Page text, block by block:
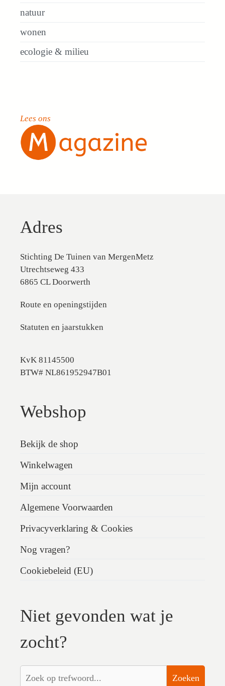
natuur
wonen
ecologie & milieu
Lees ons
Adres
Stichting De Tuinen van MergenMetz
Utrechtseweg 433
6865 CL Doorwerth
Route en openingstijden
Statuten en jaarstukken
KvK 81145500
BTW# NL861952947B01
Webshop
Bekijk de shop
Winkelwagen
Mijn account
Algemene Voorwaarden
Privacyverklaring & Cookies
Nog vragen?
Cookiebeleid (EU)
Niet gevonden wat je
zocht?
Zoeken